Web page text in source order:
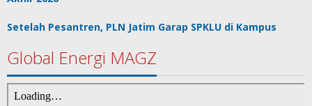
Setelah Pesantren, PLN Jatim Garap SPKLU di Kampus
Global Energi MAGZ